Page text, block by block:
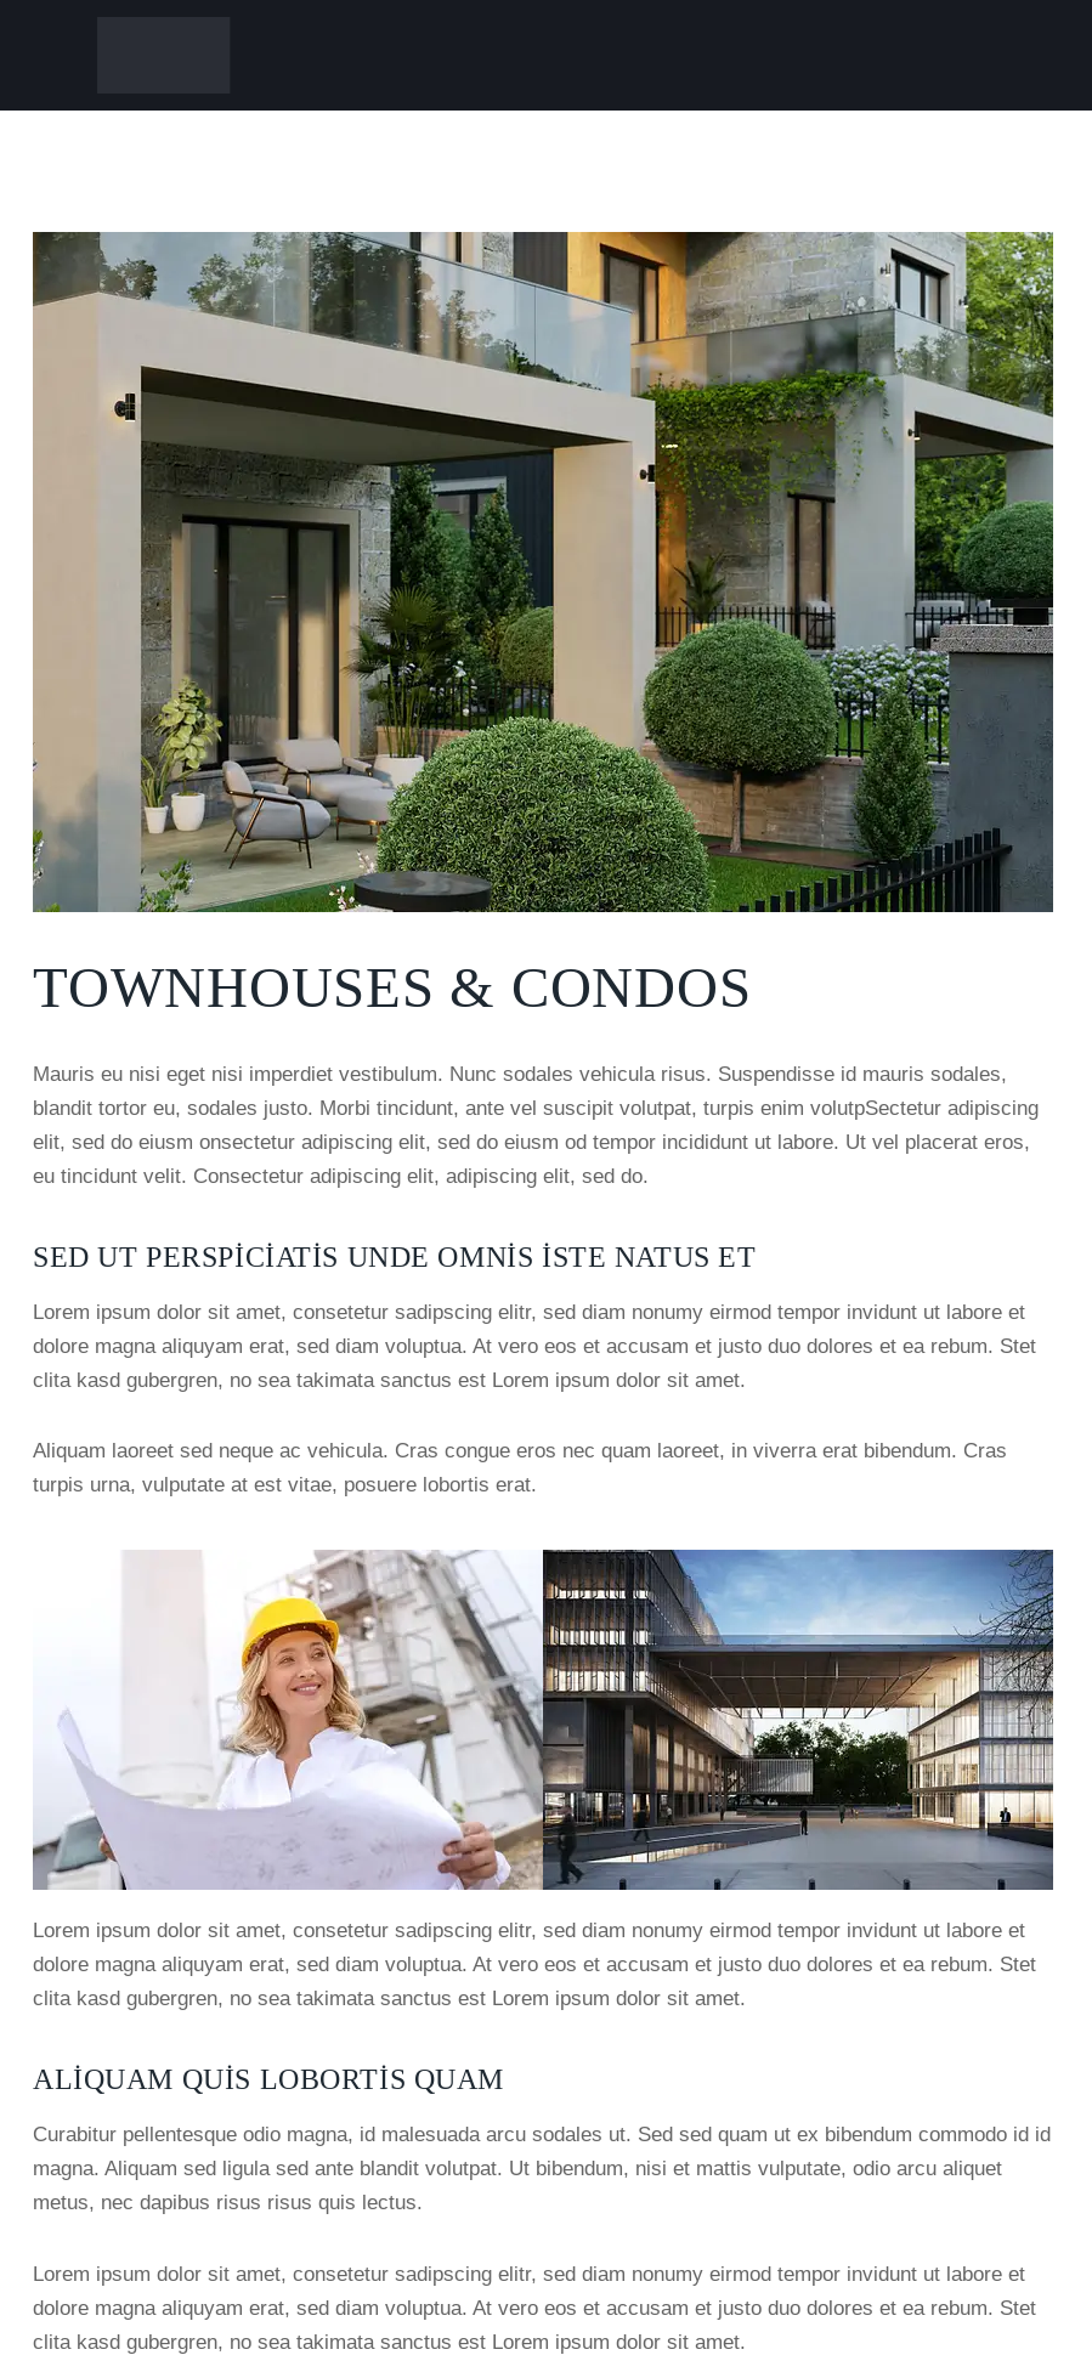
TOWNHOUSES & CONDOS
Mauris eu nisi eget nisi imperdiet vestibulum. Nunc sodales vehicula risus. Suspendisse id mauris sodales,
blandit tortor eu, sodales justo. Morbi tincidunt, ante vel suscipit volutpat, turpis enim volutpSectetur adipiscing
elit, sed do eiusm onsectetur adipiscing elit, sed do eiusm od tempor incididunt ut labore. Ut vel placerat eros,
eu tincidunt velit. Consectetur adipiscing elit, adipiscing elit, sed do.
SED UT PERSPICIATIS UNDE OMNIS ISTE NATUS ET
Lorem ipsum dolor sit amet, consetetur sadipscing elitr, sed diam nonumy eirmod tempor invidunt ut labore et
dolore magna aliquyam erat, sed diam voluptua. At vero eos et accusam et justo duo dolores et ea rebum. Stet
clita kasd gubergren, no sea takimata sanctus est Lorem ipsum dolor sit amet.
Aliquam laoreet sed neque ac vehicula. Cras congue eros nec quam laoreet, in viverra erat bibendum. Cras
turpis urna, vulputate at est vitae, posuere lobortis erat.
Lorem ipsum dolor sit amet, consetetur sadipscing elitr, sed diam nonumy eirmod tempor invidunt ut labore et
dolore magna aliquyam erat, sed diam voluptua. At vero eos et accusam et justo duo dolores et ea rebum. Stet
clita kasd gubergren, no sea takimata sanctus est Lorem ipsum dolor sit amet.
ALIQUAM QUIS LOBORTIS QUAM
Curabitur pellentesque odio magna, id malesuada arcu sodales ut. Sed sed quam ut ex bibendum commodo id id
magna. Aliquam sed ligula sed ante blandit volutpat. Ut bibendum, nisi et mattis vulputate, odio arcu aliquet
metus, nec dapibus risus risus quis lectus.
Lorem ipsum dolor sit amet, consetetur sadipscing elitr, sed diam nonumy eirmod tempor invidunt ut labore et
dolore magna aliquyam erat, sed diam voluptua. At vero eos et accusam et justo duo dolores et ea rebum. Stet
clita kasd gubergren, no sea takimata sanctus est Lorem ipsum dolor sit amet.